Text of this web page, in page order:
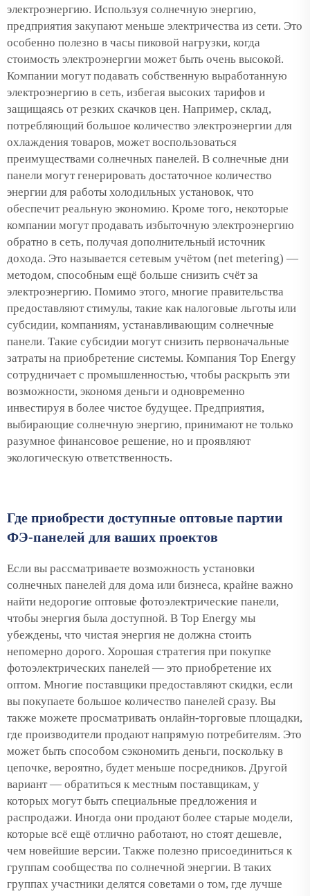
электроэнергию. Используя солнечную энергию,
предприятия закупают меньше электричества из сети. Это
особенно полезно в часы пиковой нагрузки, когда
стоимость электроэнергии может быть очень высокой.
Компании могут подавать собственную выработанную
электроэнергию в сеть, избегая высоких тарифов и
защищаясь от резких скачков цен. Например, склад,
потребляющий большое количество электроэнергии для
охлаждения товаров, может воспользоваться
преимуществами солнечных панелей. В солнечные дни
панели могут генерировать достаточное количество
энергии для работы холодильных установок, что
обеспечит реальную экономию. Кроме того, некоторые
компании могут продавать избыточную электроэнергию
обратно в сеть, получая дополнительный источник
дохода. Это называется сетевым учётом (net metering) —
методом, способным ещё больше снизить счёт за
электроэнергию. Помимо этого, многие правительства
предоставляют стимулы, такие как налоговые льготы или
субсидии, компаниям, устанавливающим солнечные
панели. Такие субсидии могут снизить первоначальные
затраты на приобретение системы. Компания Top Energy
сотрудничает с промышленностью, чтобы раскрыть эти
возможности, экономя деньги и одновременно
инвестируя в более чистое будущее. Предприятия,
выбирающие солнечную энергию, принимают не только
разумное финансовое решение, но и проявляют
экологическую ответственность.
Где приобрести доступные оптовые партии
ФЭ-панелей для ваших проектов
Если вы рассматриваете возможность установки
солнечных панелей для дома или бизнеса, крайне важно
найти недорогие оптовые фотоэлектрические панели,
чтобы энергия была доступной. В Top Energy мы
убеждены, что чистая энергия не должна стоить
непомерно дорого. Хорошая стратегия при покупке
фотоэлектрических панелей — это приобретение их
оптом. Многие поставщики предоставляют скидки, если
вы покупаете большое количество панелей сразу. Вы
также можете просматривать онлайн-торговые площадки,
где производители продают напрямую потребителям. Это
может быть способом сэкономить деньги, поскольку в
цепочке, вероятно, будет меньше посредников. Другой
вариант — обратиться к местным поставщикам, у
которых могут быть специальные предложения и
распродажи. Иногда они продают более старые модели,
которые всё ещё отлично работают, но стоят дешевле,
чем новейшие версии. Также полезно присоединиться к
группам сообщества по солнечной энергии. В таких
группах участники делятся советами о том, где лучше